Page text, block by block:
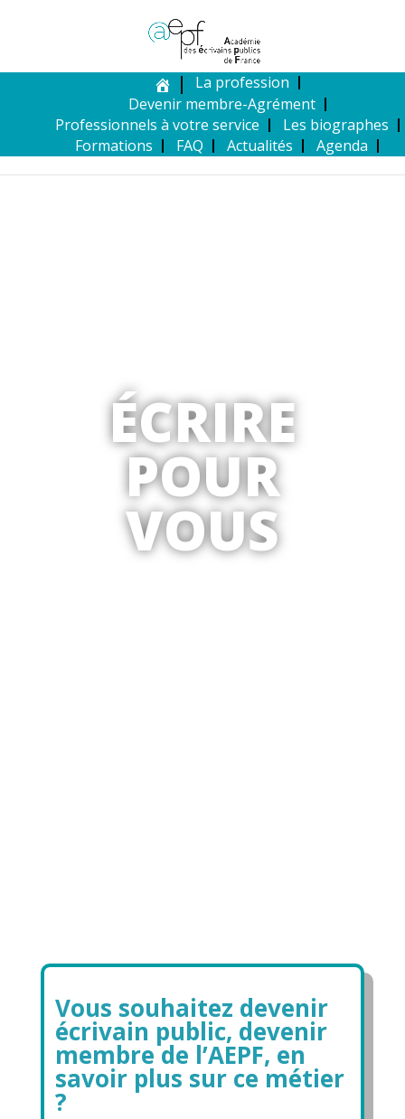
La profession
Devenir membre-Agrément
Professionnels à votre service
Les biographes
Formations
FAQ Actualités Agenda
ÉCRIRE
POUR
VOUS
Vous souhaitez devenir
écrivain public, devenir
membre de l’AEPF, en
savoir plus sur ce métier
?